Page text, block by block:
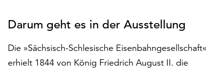
anonymen
genutzt
werden.
Darum geht es in der Ausstellung
Die »Sächsisch-Schlesische Eisenbahngesellschaft«
erhielt 1844 von König Friedrich August II. die